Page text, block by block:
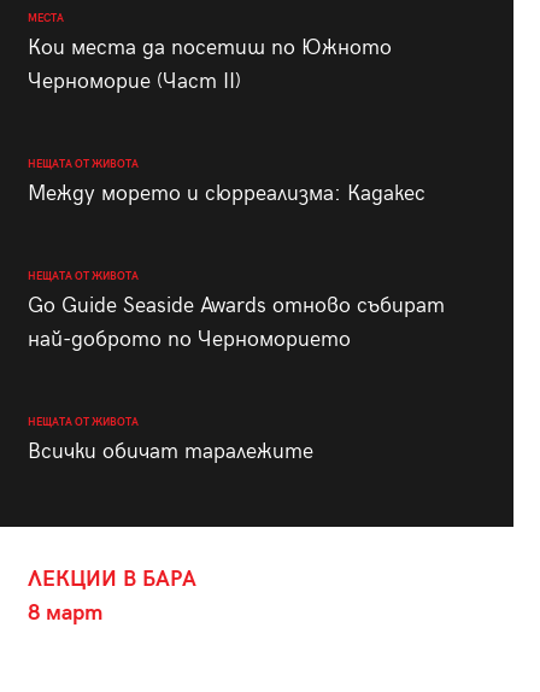
МЕСТА
Кои места да посетиш по Южното
Черноморие (Част II)
НЕЩАТА ОТ ЖИВОТА
Между морето и сюрреализма: Кадакес
НЕЩАТА ОТ ЖИВОТА
Go Guide Seaside Awards отново събират
най-доброто по Черноморието
НЕЩАТА ОТ ЖИВОТА
Всички обичат таралежите
ЛЕКЦИИ В БАРА
8 март